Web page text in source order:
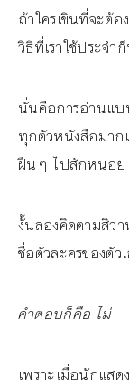
ถ้าใครเขินที่จะต้
วิธีที่เราใช้ประจ
นั่นคือการอ่านแ
ทุกตัวหนังสือมาก
ฝืนๆ ไปสักหน่อย
งั้นลองคิดตามสิว่
ชื่อตัวละครของตั
คำตอบก็คือ ไม่
เพราะเมื่อนักแส